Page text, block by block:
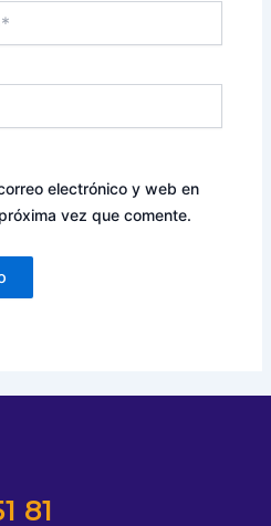
electrónico y web en
vez que comente.
81